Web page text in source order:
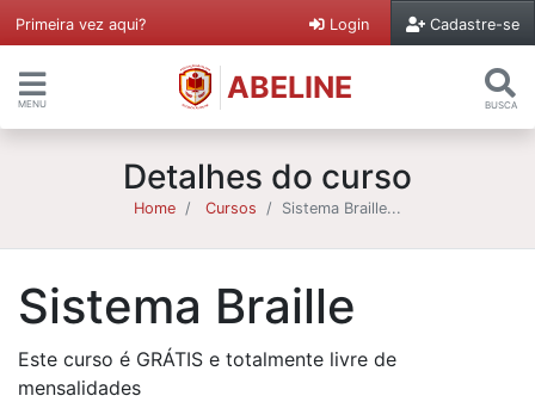
Primeira vez aqui? Login Cadastre-se
MENU ABELINE BUSCA
Detalhes do curso
Home Cursos Sistema Braille...
Sistema Braille
Este curso é GRÁTIS e totalmente livre de
mensalidades